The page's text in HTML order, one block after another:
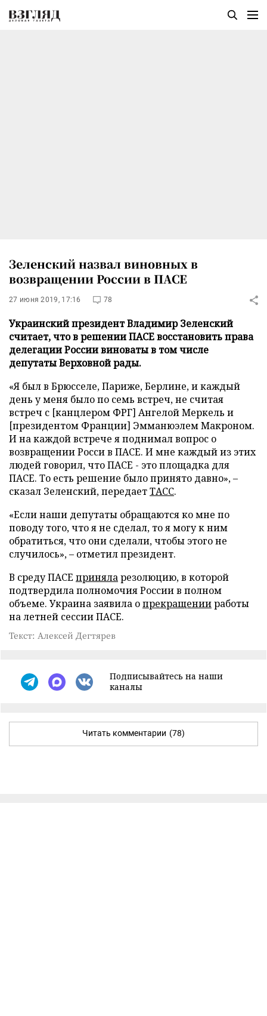
Зеленский назвал виновных в
возвращении России в ПАСЕ
27 июня 2019, 17:16 78
Украинский президент Владимир Зеленский
считает, что в решении ПАСЕ восстановить права
делегации России виноваты в том числе
депутаты Верховной рады.
«Я был в Брюсселе, Париже, Берлине, и каждый
день у меня было по семь встреч, не считая
встреч с [канцлером ФРГ] Ангелой Меркель и
[президентом Франции] Эмманюэлем Макроном.
И на каждой встрече я поднимал вопрос о
возвращении Росси в ПАСЕ. И мне каждый из этих
людей говорил, что ПАСЕ - это площадка для
ПАСЕ. То есть решение было принято давно», –
сказал Зеленский, передаетТАСС.
«Если наши депутаты обращаются ко мне по
поводу того, что я не сделал, то я могу к ним
обратиться, что они сделали, чтобы этого не
случилось», – отметил президент.
В среду ПАСЕ приняларезолюцию, в которой
подтвердила полномочия России в полном
объеме. Украина заявила опрекращенииработы
на летней сессии ПАСЕ.
Текст: Алексей Дегтярев
Подписывайтесь на наши
каналы
Читать комментарии (78)